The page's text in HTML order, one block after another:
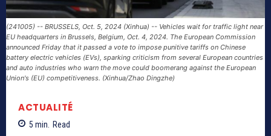
(241005) -- BRUSSELS, Oct. 5, 2024 (Xinhua) -- Vehicles wait for traffic light near
EU headquarters in Brussels, Belgium, Oct. 4, 2024. The European Commission
announced Friday that it passed a vote to impose punitive tariffs on Chinese
battery electric vehicles (EVs), sparking criticism from several European countries
and auto industries who warn the move could boomerang against the European
Union's (EU) competitiveness. (Xinhua/Zhao Dingzhe)
ACTUALITÉ
5 min. Read